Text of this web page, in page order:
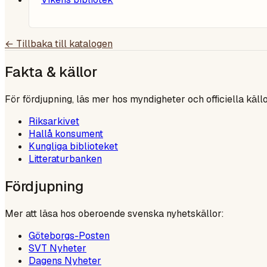
← Tillbaka till katalogen
Fakta & källor
För fördjupning, läs mer hos myndigheter och officiella
Riksarkivet
Hallå konsument
Kungliga biblioteket
Litteraturbanken
Fördjupning
Mer att läsa hos oberoende svenska nyhetskällor:
Göteborgs-Posten
SVT Nyheter
Dagens Nyheter